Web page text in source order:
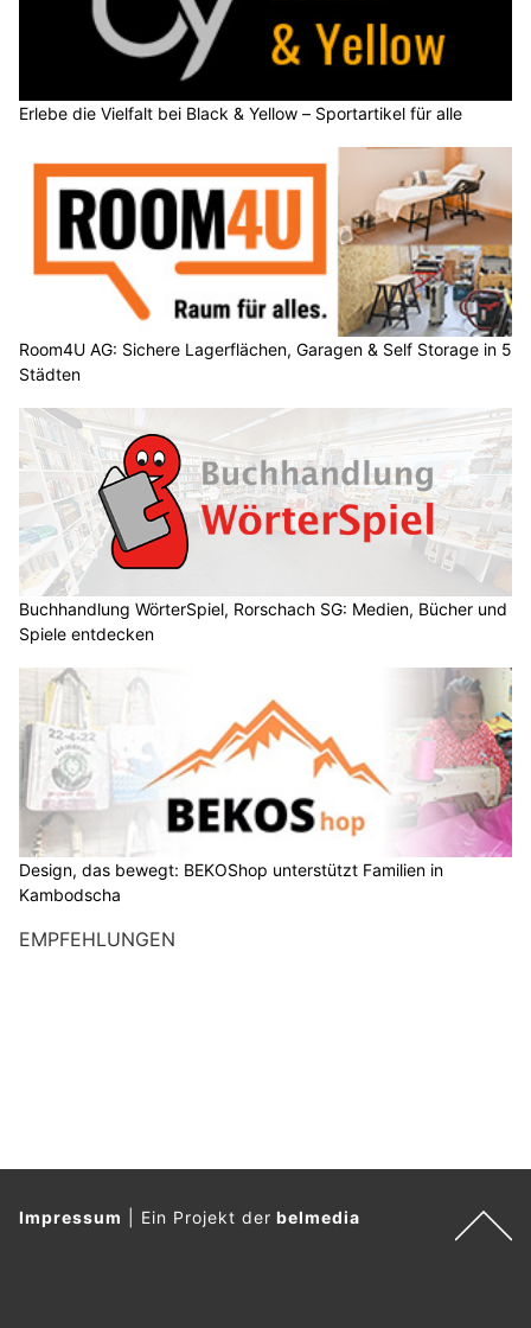
Erlebe die Vielfalt bei Black & Yellow – Sportartikel für alle
Room4U AG: Sichere Lagerflächen, Garagen & Self Storage in 5
Städten
Buchhandlung WörterSpiel, Rorschach SG: Medien, Bücher und
Spiele entdecken
Design, das bewegt: BEKOShop unterstützt Familien in
Kambodscha
EMPFEHLUNGEN
Impressum Ein Projekt derbelmedia